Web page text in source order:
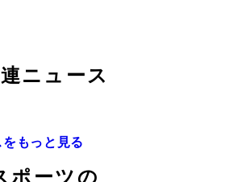
ニュース
もっと見る
ポーツの